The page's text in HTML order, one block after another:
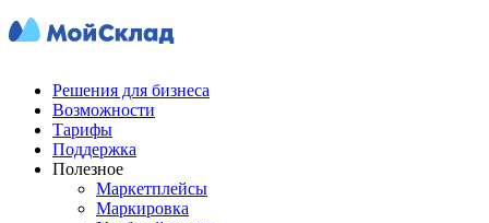
Решения для бизнеса
Возможности
Тарифы
Поддержка
Полезное
Маркетплейсы
Маркировка